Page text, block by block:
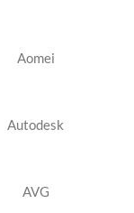
Aomei
Autodesk
AVG